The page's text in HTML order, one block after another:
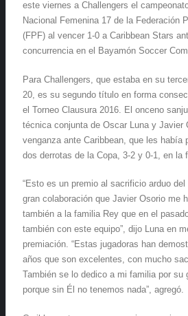
este viernes a Challengers el
Nacional Femenina 17 de la Federación
(FPF) al vencer 1-0 a Caribbean Stars
concurrencia en el Bayamón Soccer
Para Challengers, que estaba en su
20, es su segundo título en forma
el Torneo Clausura 2016. El onceno
técnica conjunta de Oscar Luna y Javier
venganza ante Caribbean, que les había
dos derrotas de la Copa, 3-2 y 0-1, en la
“Esto es un premio al sacrificio arduo del
gran colaboración que Javier Osorio me
también a la familia Rey que en el
también con este equipo”, dijo Luna en
premiación. “Estas jugadoras han
años que son excelentes, con mucho
También se lo dedico a mi familia por su
porque sin Él no tenemos nada”, agregó.